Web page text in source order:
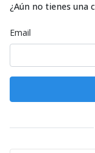
¿Aún no tienes una
Email